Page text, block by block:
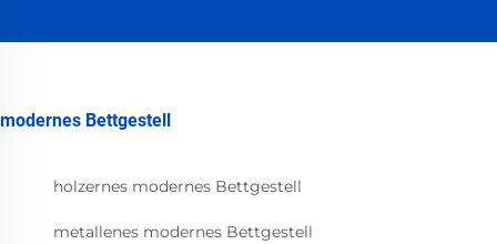
modernes Bettgestell
holzernes modernes Bettgestell
metallenes modernes Bettgestell